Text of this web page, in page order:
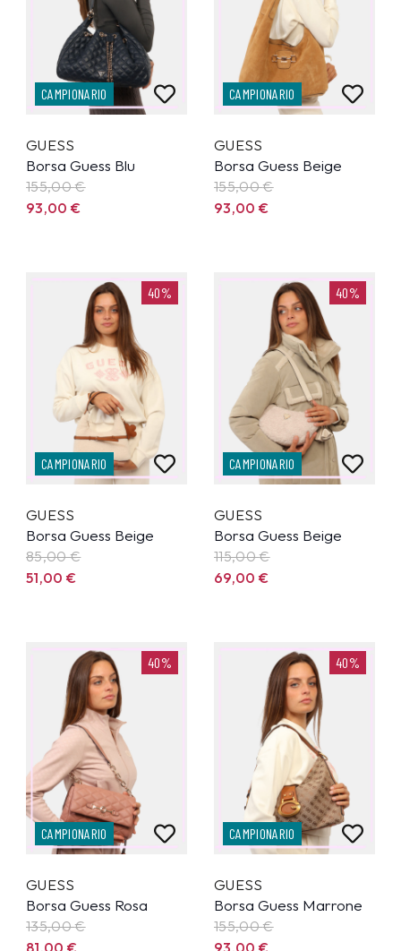
CAMPIONARIO
GUESS
Borsa Guess Blu
155,00€
93,00€
CAMPIONARIO
GUESS
Borsa Guess Beige
155,00€
93,00€
40%
CAMPIONARIO
GUESS
Borsa Guess Beige
85,00€
51,00€
40%
CAMPIONARIO
GUESS
Borsa Guess Beige
115,00€
69,00€
40%
CAMPIONARIO
GUESS
Borsa Guess Rosa
135,00€
81,00€
40%
CAMPIONARIO
GUESS
Borsa Guess Marrone
155,00€
93,00€